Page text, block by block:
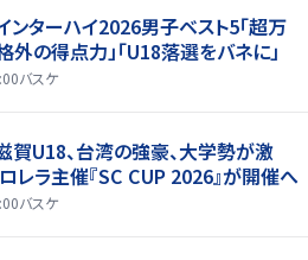
ンターハイ2026男子ベスト5「超万
外の得点力」「U18落選をバネに」
バスケ
賀U18、台湾の強豪、大学勢が激
レラ主催『SC CUP 2026』が開催へ
バスケ